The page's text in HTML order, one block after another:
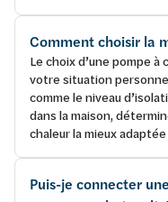
Comment choisir la
Le choix d’une pompe
votre situation
comme le niveau
dans la maison,
chaleur la mieux adaptée
Puis-je connecter